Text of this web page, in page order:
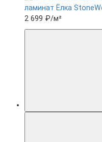
ламинат Ëлка
2 699 ₽/м²